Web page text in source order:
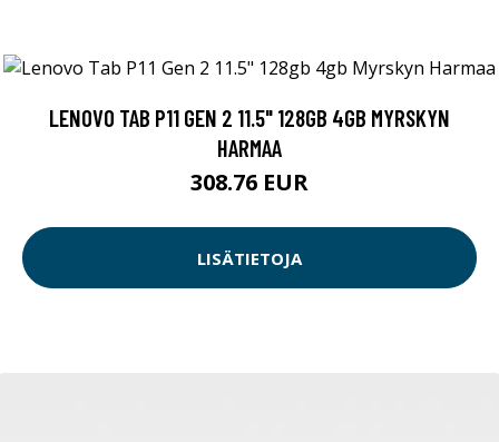
LENOVO TAB P11 GEN 2 11.5" 128GB 4GB MYRSKYN
HARMAA
308.76 EUR
LISÄTIETOJA